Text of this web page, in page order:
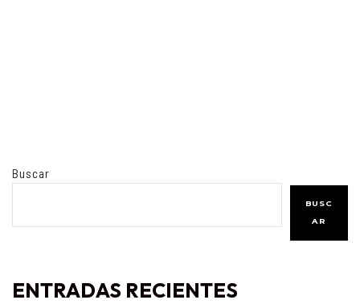
Buscar
BUSC
AR
ENTRADAS RECIENTES